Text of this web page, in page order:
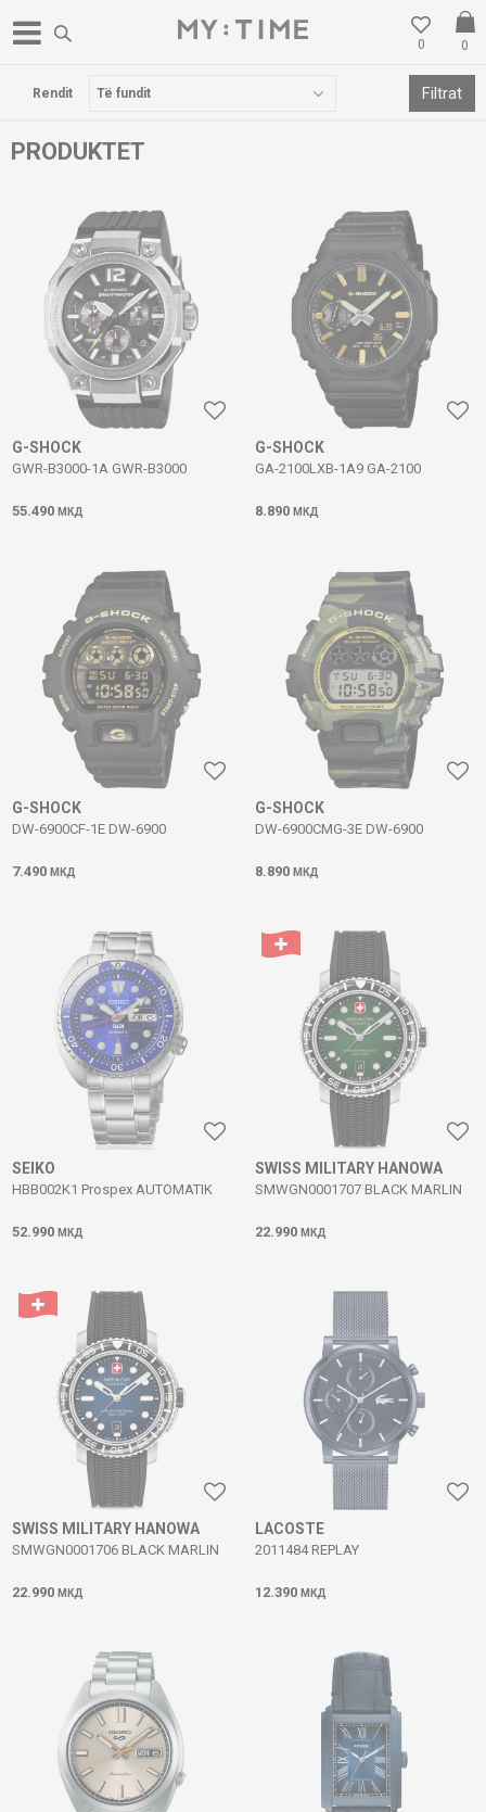
0
0
POSTA FALAS PËR BLERJE MBI 3000 DENARË
PRODUKTET
Rendit Filtrat
G-SHOCK
GWR-B3000-1A GWR-B3000
55.490 МКД
G-SHOCK
GA-2100LXB-1A9 GA-2100
8.890 МКД
G-SHOCK
DW-6900CF-1E DW-6900
7.490 МКД
G-SHOCK
DW-6900CMG-3E DW-6900
8.890 МКД
SEIKO
HBB002K1 Prospex AUTOMATIK
52.990 МКД
SWISS MILITARY HANOWA
SMWGN0001707 BLACK MARLIN
22.990 МКД
SWISS MILITARY HANOWA
SMWGN0001706 BLACK MARLIN
22.990 МКД
LACOSTE
2011484 REPLAY
12.390 МКД